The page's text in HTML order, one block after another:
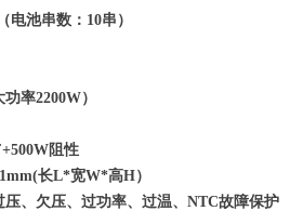
电池串数：10串）
率2200W）
阻性
长L*宽W*高H）
、欠压、过功率、过温、NTC故障保护